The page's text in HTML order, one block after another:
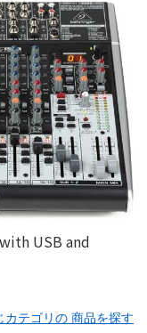
カテゴリの 商品を探す